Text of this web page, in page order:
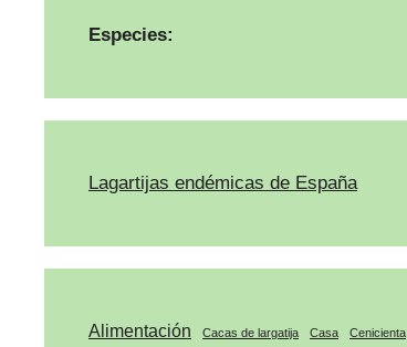
Especies:
Lagartijas endémicas de España
Alimentación Cacas de largatija Casa Cenicienta